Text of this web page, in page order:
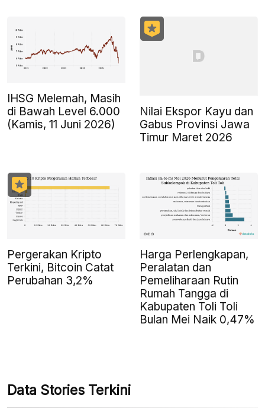
IHSG Melemah, Masih
di Bawah Level 6.000
(Kamis, 11 Juni 2026)
Nilai Ekspor Kayu dan
Gabus Provinsi Jawa
Timur Maret 2026
Pergerakan Kripto
Terkini, Bitcoin Catat
Perubahan 3,2%
Harga Perlengkapan,
Peralatan dan
Pemeliharaan Rutin
Rumah Tangga di
Kabupaten Toli Toli
Bulan Mei Naik 0,47%
Data Stories Terkini